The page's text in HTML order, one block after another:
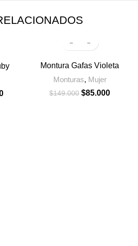
Montura Gafas Violeta
Monturas, Mujer
$149.000 $85.000